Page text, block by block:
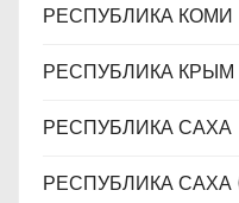
РЕСПУБЛИКА КОМИ
РЕСПУБЛИКА КРЫМ
РЕСПУБЛИКА САХА
РЕСПУБЛИКА САХА